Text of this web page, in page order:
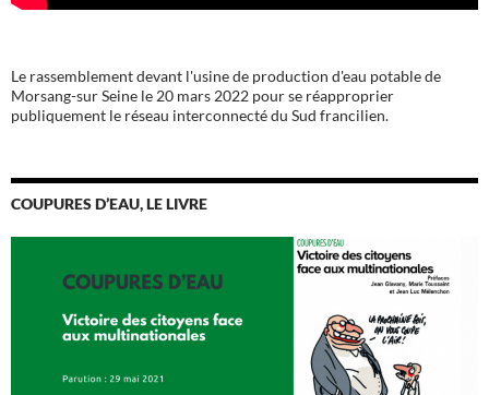
Le rassemblement devant l'usine de production d'eau potable de
Morsang-sur Seine le 20 mars 2022 pour se réapproprier
publiquement le réseau interconnecté du Sud francilien.
COUPURES D’EAU, LE LIVRE